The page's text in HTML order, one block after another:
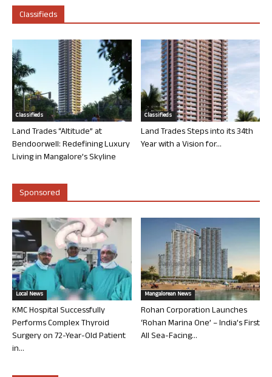
Classifieds
Classifieds
Land Trades “Altitude” at
Bendoorwell: Redefining Luxury
Living in Mangalore’s Skyline
Classifieds
Land Trades Steps into its 34th
Year with a Vision for...
Sponsored
Local News
KMC Hospital Successfully
Performs Complex Thyroid
Surgery on 72-Year-Old Patient
in...
Mangalorean News
Rohan Corporation Launches
‘Rohan Marina One’ – India’s First
All Sea-Facing...